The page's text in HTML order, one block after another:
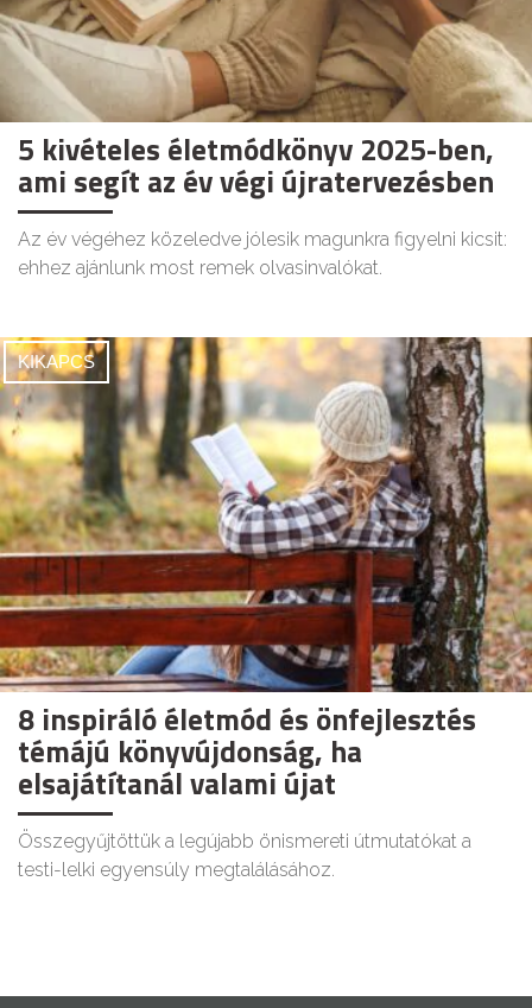
5 kivételes életmódkönyv 2025-ben,
ami segít az év végi újratervezésben
Az év végéhez közeledve jólesik magunkra figyelni kicsit:
ehhez ajánlunk most remek olvasinvalókat.
KIKAPCS
8 inspiráló életmód és önfejlesztés
témájú könyvújdonság, ha
elsajátítanál valami újat
Összegyűjtöttük a legújabb önismereti útmutatókat a
testi-lelki egyensúly megtalálásához.